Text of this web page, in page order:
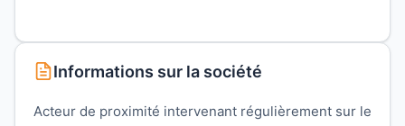
Informations sur la société
Acteur de proximité intervenant régulièrement sur le